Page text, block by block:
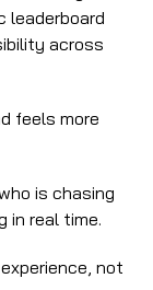
leaderboard
across
feels more
is chasing
in real time.
not